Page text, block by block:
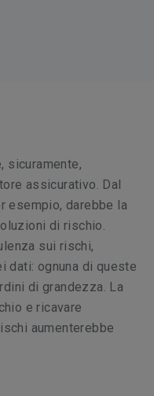
sicuramente,
assicurativo. Dal
esempio, darebbe la
di rischio.
sui rischi,
dati: ognuna di queste
di grandezza. La
e ricavare
aumenterebbe